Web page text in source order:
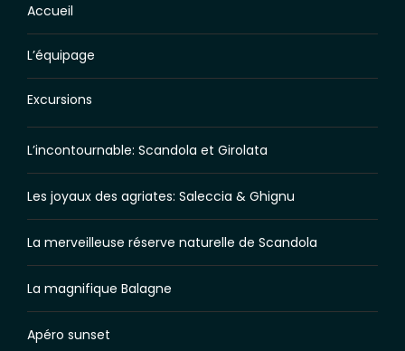
Accueil
L’équipage
Excursions
L’incontournable: Scandola et Girolata
Les joyaux des agriates: Saleccia & Ghignu
La merveilleuse réserve naturelle de Scandola
La magnifique Balagne
Apéro sunset